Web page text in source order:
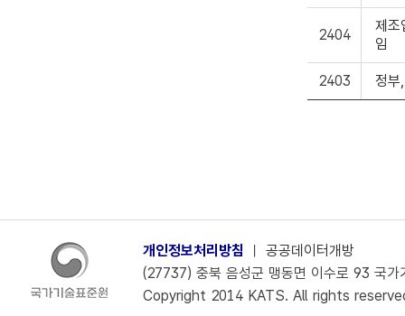
2404
제조
임
2403 정부
개인정보처리방침 ㅣ 공공데이터개방
(27737) 충북 음성군 맹동면 이수로 93 국
Copyright 2014 KATS. All rights